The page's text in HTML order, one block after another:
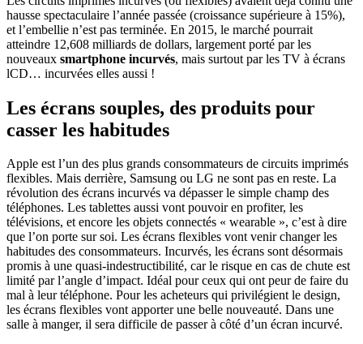
hausse spectaculaire l’année passée (croissance supérieure à 15%),
et l’embellie n’est pas terminée. En 2015, le marché pourrait
atteindre 12,608 milliards de dollars, largement porté par les
nouveaux smartphone incurvés, mais surtout par les TV à écrans
lCD… incurvées elles aussi !
Les écrans souples, des produits pour
casser les habitudes
Apple est l’un des plus grands consommateurs de circuits imprimés
flexibles. Mais derrière, Samsung ou LG ne sont pas en reste. La
révolution des écrans incurvés va dépasser le simple champ des
téléphones. Les tablettes aussi vont pouvoir en profiter, les
télévisions, et encore les objets connectés « wearable », c’est à dire
que l’on porte sur soi. Les écrans flexibles vont venir changer les
habitudes des consommateurs. Incurvés, les écrans sont désormais
promis à une quasi-indestructibilité, car le risque en cas de chute est
limité par l’angle d’impact. Idéal pour ceux qui ont peur de faire du
mal à leur téléphone. Pour les acheteurs qui privilégient le design,
les écrans flexibles vont apporter une belle nouveauté. Dans une
salle à manger, il sera difficile de passer à côté d’un écran incurvé.